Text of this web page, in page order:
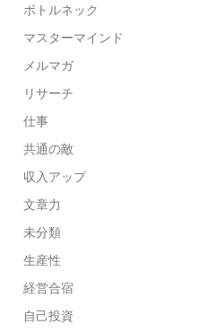
ボトルネック
マスターマインド
メルマガ
リサーチ
仕事
共通の敵
収入アップ
文章力
未分類
生産性
経営合宿
自己投資